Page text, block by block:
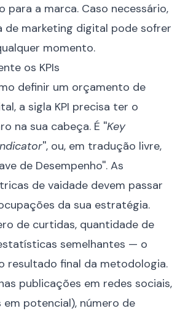
para a marca. Caso necessário,
de marketing digital pode sofrer
momento.
os KPIs
definir um orçamento de
a sigla KPI precisa ter o
na sua cabeça. É ''Key
'', ou, em tradução livre,
de Desempenho''. As
de vaidade devem passar
da sua estratégia.
de curtidas, quantidade de
semelhantes — o
resultado final da metodologia.
publicações em redes sociais,
em potencial), número de